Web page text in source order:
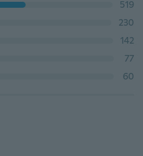
519
230
142
77
60